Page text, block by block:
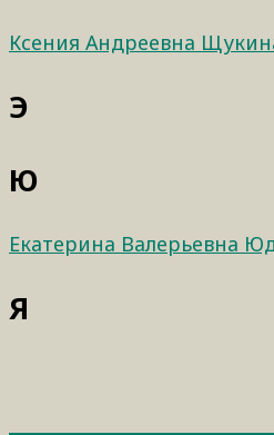
Ксения Андреевна
Э
Ю
Екатерина Валерьевна
Я